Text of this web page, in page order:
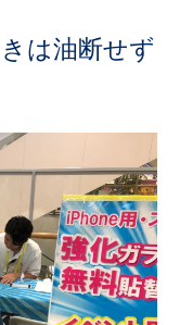
は油断せず